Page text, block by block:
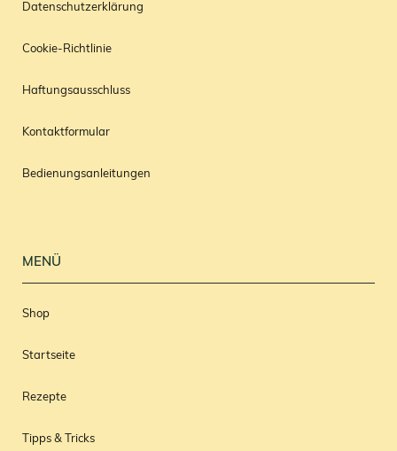
Datenschutzerklärung
Cookie-Richtlinie
Haftungsausschluss
Kontaktformular
Bedienungsanleitungen
MENÜ
Shop
Startseite
Rezepte
Tipps & Tricks